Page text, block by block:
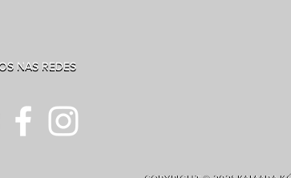
NAS REDES
NAS REDES